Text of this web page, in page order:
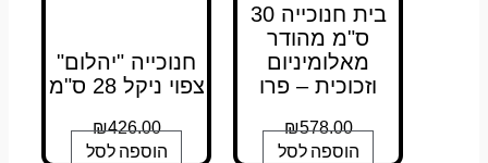
בית חנוכייה 30
ס"מ מהודר
מאלומיניום
וזכוכית – פרו
₪578.00
הוספה לסל
חנוכייה "יהלום"
צפוי ניקל 28 ס"מ
₪426.00
הוספה לסל